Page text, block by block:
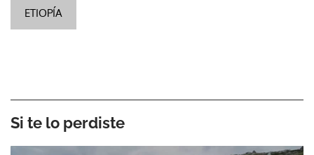
ETIOPÍA
Si te lo perdiste